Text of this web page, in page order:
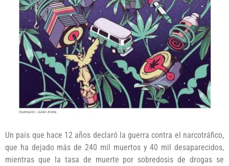
Un país que hace 12 años declaró la guerra contra el narcotráfico,
que ha dejado más de 240 mil muertos y 40 mil desaparecidos,
mientras que la tasa de muerte por sobredosis de drogas se